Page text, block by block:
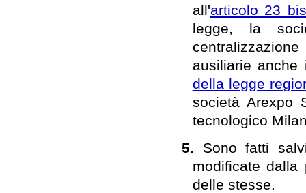
all'articolo 23
legge, la
ausiliarie
della legge
società Arexpo
tecnologico
5. Sono fatti
modificate
delle stesse.